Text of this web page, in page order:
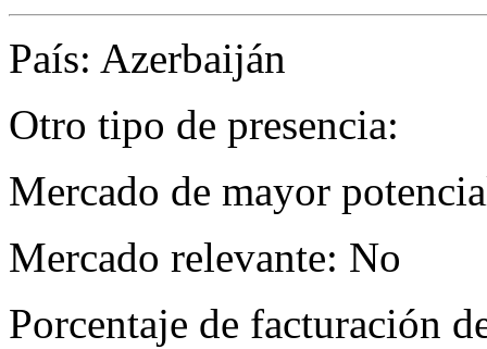
País: Azerbaiján
Otro tipo de presencia:
Mercado de mayor
Mercado relevante: No
Porcentaje de facturación